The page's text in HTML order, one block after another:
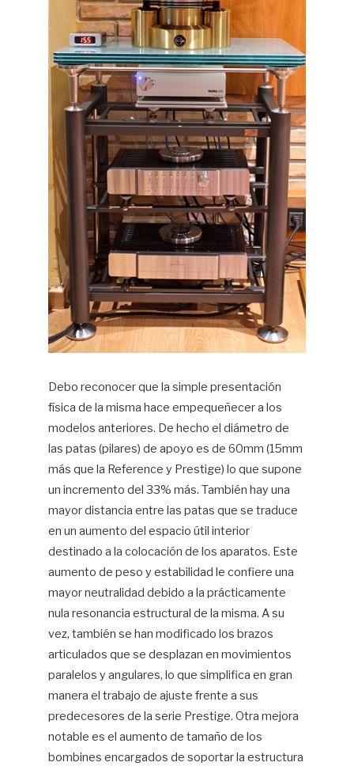
Debo reconocer que la simple presentación
física de la misma hace empequeñecer a los
modelos anteriores. De hecho el diámetro de
las patas (pilares) de apoyo es de 60mm (15mm
más que la Reference y Prestige) lo que supone
un incremento del 33% más. También hay una
mayor distancia entre las patas que se traduce
en un aumento del espacio útil interior
destinado a la colocación de los aparatos. Este
aumento de peso y estabilidad le confiere una
mayor neutralidad debido a la prácticamente
nula resonancia estructural de la misma. A su
vez, también se han modificado los brazos
articulados que se desplazan en movimientos
paralelos y angulares, lo que simplifica en gran
manera el trabajo de ajuste frente a sus
predecesores de la serie Prestige. Otra mejora
notable es el aumento de tamaño de los
bombines encargados de soportar la estructura